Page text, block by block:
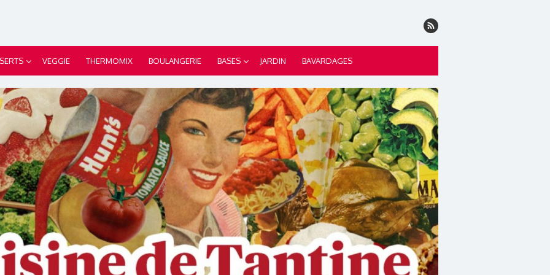
VEGGIE THERMOMIX BOULANGERIE BASES JARDIN BAVARDAGES